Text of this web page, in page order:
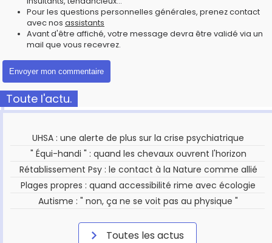
Pour les questions personnelles générales, prenez contact
avec nos assistants
Avant d'être affiché, votre message devra être validé via un
mail que vous recevrez.
Toute l'actu.
UHSA : une alerte de plus sur la crise psychiatrique
" Équi-handi " : quand les chevaux ouvrent l'horizon
Rétablissement Psy : le contact à la Nature comme allié
Plages propres : quand accessibilité rime avec écologie
Autisme : " non, ça ne se voit pas au physique "
Toutes les actus